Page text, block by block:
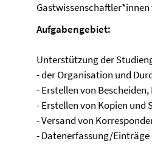
Aufgabengebiet:
Unterstützung der
- der Organisation und
- Erstellen von
- Erstellen von Kopien und
- Versand von
- Datenerfassung/